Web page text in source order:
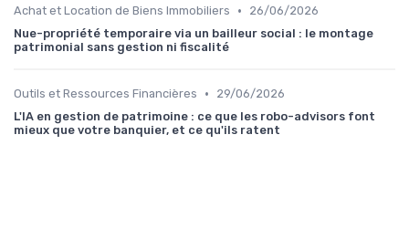
Achat et Location de Biens Immobiliers •
26/06/2026
Nue-propriété temporaire via un bailleur social : le montage
patrimonial sans gestion ni fiscalité
Outils et Ressources Financières •
29/06/2026
L'IA en gestion de patrimoine : ce que les robo-advisors font
mieux que votre banquier, et ce qu'ils ratent